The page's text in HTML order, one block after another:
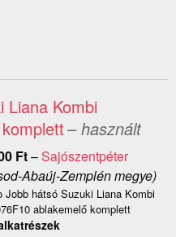
Liana Kombi
– használt
Ft–Sajószentpéter
Abaúj-Zemplén megye)
Jobb hátsó Suzuki Liana Kombi
ablakemelő komplett